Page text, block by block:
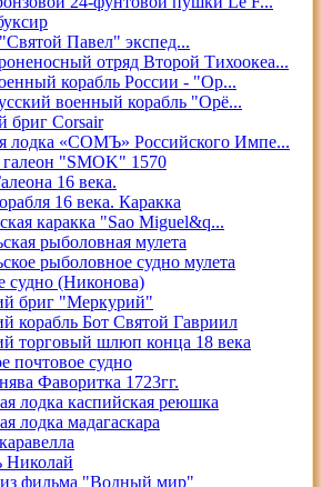
Павел" экспед...
отряд Второй Тихоокеа...
корабль России - "Ор...
военный корабль "Орё...
бриг Corsair
лодка «СОМЪ» Российского Импе...
"SMOK" 1570
16 века.
16 века. Каракка
каракка "Sao Miguel&q...
рыболовная мулета
рыболовное судно мулета
судно (Никонова)
бриг "Меркурий"
корабль Бот Святой Гавриил
торговый шлюп конца 18 века
почтовое судно
Фаворитка 1723гг.
лодка каспийская реюшка
лодка мадагаскара
Николай
фильма "Водный мир"